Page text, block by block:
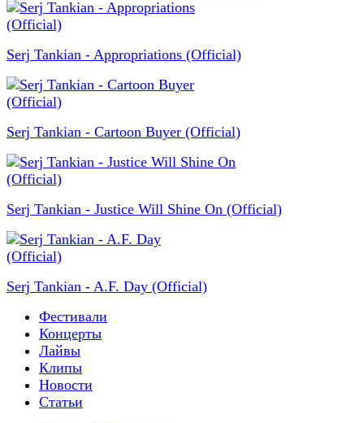
Serj Tankian - Appropriations (Official)
Serj Tankian - Cartoon Buyer (Official)
Serj Tankian - Justice Will Shine On (Official)
Serj Tankian - A.F. Day (Official)
Фестивали
Концерты
Лайвы
Клипы
Новости
Статьи